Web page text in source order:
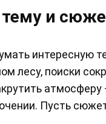
и
интересную
лесу, поиски
Пусть